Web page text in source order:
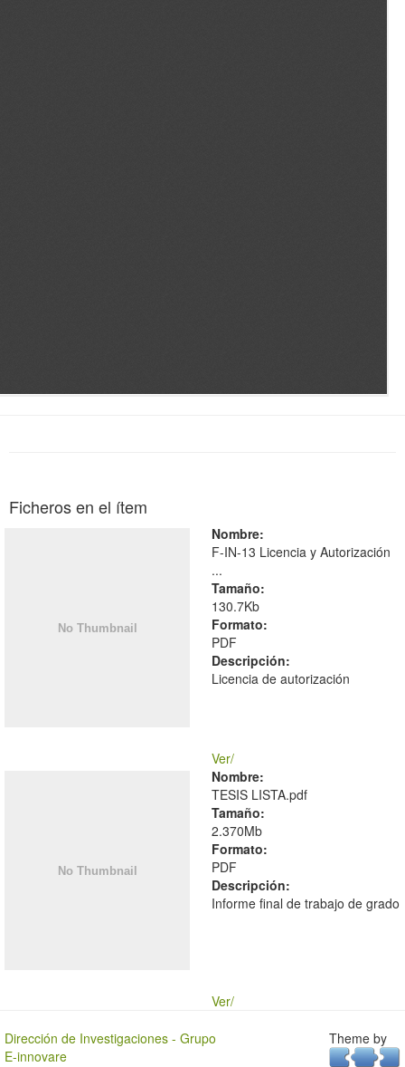
Ficheros en el ítem
Nombre:
F-IN-13 Licencia y Autorización
...
Tamaño:
130.7Kb
Formato:
PDF
Descripción:
Licencia de autorización
Ver/
Nombre:
TESIS LISTA.pdf
Tamaño:
2.370Mb
Formato:
PDF
Descripción:
Informe final de trabajo de grado
Ver/
Dirección de Investigaciones - Grupo
E-innovare
Theme by